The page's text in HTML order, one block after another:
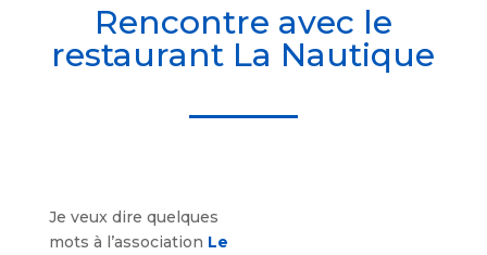
Rencontre avec le
restaurant La Nautique
Je veux dire quelques
mots à l’association Le